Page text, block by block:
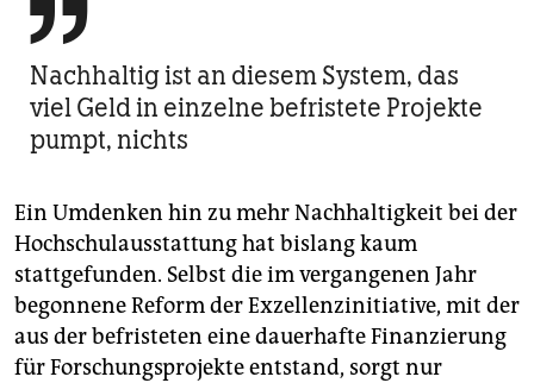

Nachhaltig ist an diesem System, das
viel Geld in einzelne befristete Projekte
pumpt, nichts
Ein Umdenken hin zu mehr Nachhaltigkeit bei der
Hochschulausstattung hat bislang kaum
stattgefunden. Selbst die im vergangenen Jahr
begonnene Reform der Exzellenzinitiative, mit der
aus der befristeten eine dauerhafte Finanzierung
für Forschungsprojekte entstand, sorgt nur